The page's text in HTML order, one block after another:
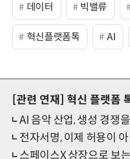
데이터 빅밸류
혁신플랫폼톡 AI
[관련 연재]
혁신 플랫폼
AI 음악 산업, 생성 경쟁
전자서명, 이제 허용이
스페이스X 상장으로 보